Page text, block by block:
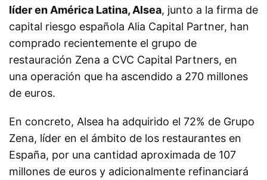
líder en América Latina, Alsea, junto a la firma de
capital riesgo española Alia Capital Partner, han
comprado recientemente el grupo de
restauración Zena a CVC Capital Partners, en
una operación que ha ascendido a 270 millones
de euros.
En concreto, Alsea ha adquirido el 72% de Grupo
Zena, líder en el ámbito de los restaurantes en
España, por una cantidad aproximada de 107
millones de euros y adicionalmente refinanciará